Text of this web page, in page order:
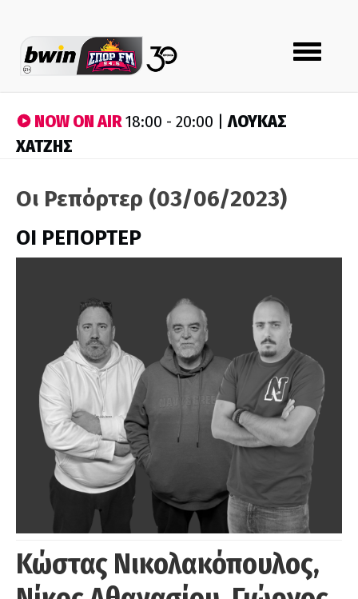
Toggle
navigation
NOW ON AIR18:00 - 20:00 |ΛΟΥΚΑΣ
ΧΑΤΖΗΣ
Οι Ρεπόρτερ (03/06/2023)
ΟΙ ΡΕΠΟΡΤΕΡ
Κώστας Νικολακόπουλος,